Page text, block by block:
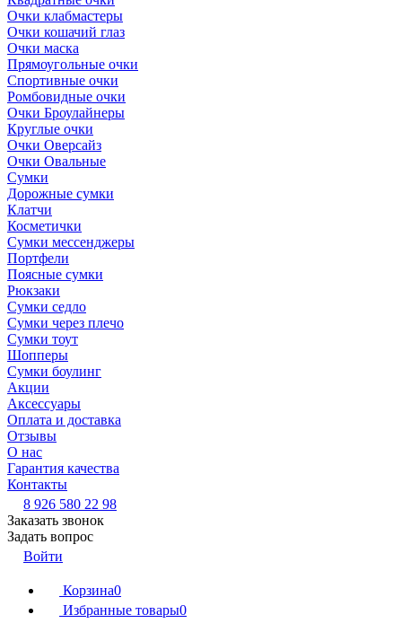
Очки клабмастеры
Очки кошачий глаз
Очки маска
Прямоугольные очки
Спортивные очки
Ромбовидные очки
Очки Броулайнеры
Круглые очки
Очки Оверсайз
Очки Овальные
Сумки
Дорожные сумки
Клатчи
Косметички
Сумки мессенджеры
Портфели
Поясные сумки
Рюкзаки
Сумки седло
Сумки через плечо
Сумки тоут
Шопперы
Сумки боулинг
Акции
Аксессуары
Оплата и доставка
Отзывы
О нас
Гарантия качества
Контакты
8 926 580 22 98
Заказать звонок
Задать вопрос
Войти
Корзина0
Избранные товары0